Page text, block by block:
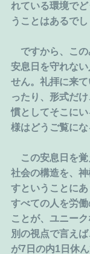
れている環境で
うことはあるでし
ですから、この
安息日を守れな
せん。礼拝に来
ったり、形式だ
慣としてそこに
様はどうご覧にな
この安息日を覚
社会の構造を、
すということにあ
すべての人を労
ことが、ユニーク
別の視点で言え
が7日の内1日休